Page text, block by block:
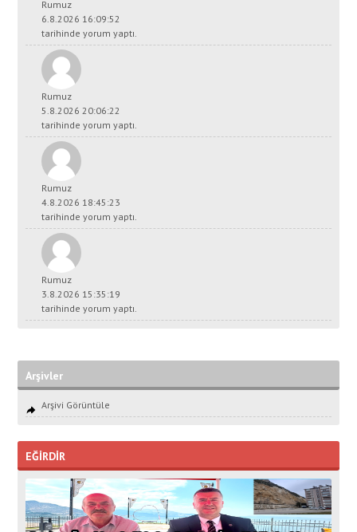
Rumuz
6.8.2026 16:09:52
tarihinde yorum yaptı.
Rumuz
5.8.2026 20:06:22
tarihinde yorum yaptı.
Rumuz
4.8.2026 18:45:23
tarihinde yorum yaptı.
Rumuz
3.8.2026 15:35:19
tarihinde yorum yaptı.
Arşivler
Arşivi Görüntüle
EĞİRDİR